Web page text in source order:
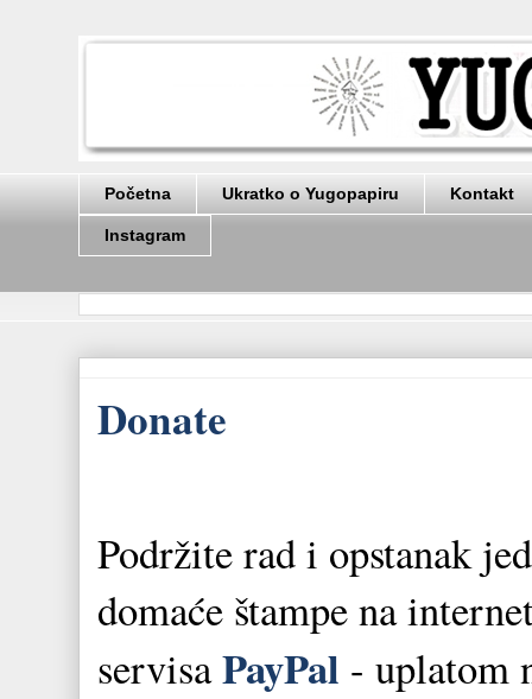
Početna Ukratko o Yugopapiru Kontakt
Instagram
Donate
Podržite rad i opstanak
domaće štampe na
servisaPayPal - uplatom